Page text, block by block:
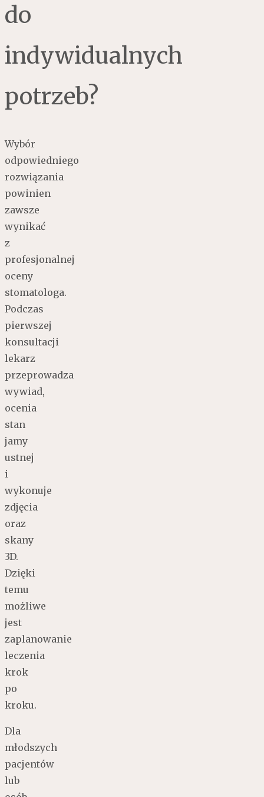
do
indywidualnych
potrzeb?
Wybór
odpowiedniego
rozwiązania
powinien
zawsze
wynikać
z
profesjonalnej
oceny
stomatologa.
Podczas
pierwszej
konsultacji
lekarz
przeprowadza
wywiad,
ocenia
stan
jamy
ustnej
i
wykonuje
zdjęcia
oraz
skany
3D.
Dzięki
temu
możliwe
jest
zaplanowanie
leczenia
krok
po
kroku.
Dla
młodszych
pacjentów
lub